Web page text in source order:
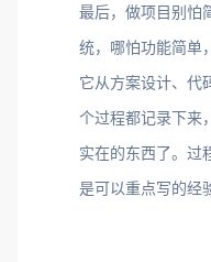
最后，做项目别怕
统，哪怕功能简单
它从方案设计、代
个过程都记录下来
实在的东西了。过
是可以重点写的经